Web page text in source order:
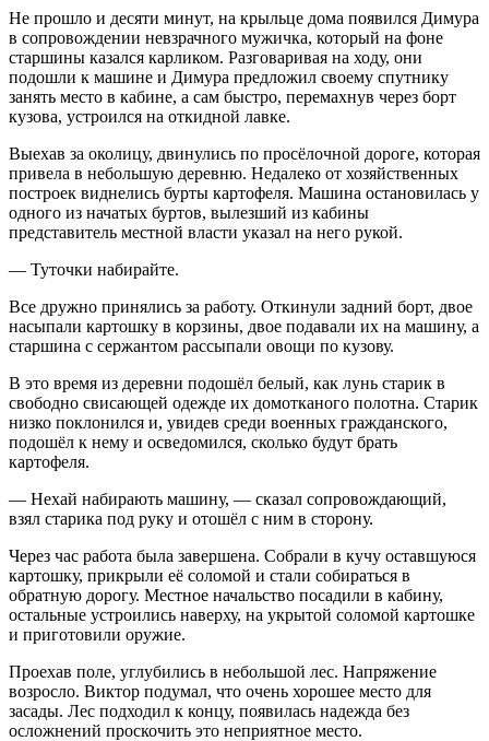
Не прошло и десяти минут, на крыльце дома появился Димура
в сопровождении невзрачного мужичка, который на фоне
старшины казался карликом. Разговаривая на ходу, они
подошли к машине и Димура предложил своему спутнику
занять место в кабине, а сам быстро, перемахнув через борт
кузова, устроился на откидной лавке.
Выехав за околицу, двинулись по просёлочной дороге, которая
привела в небольшую деревню. Недалеко от хозяйственных
построек виднелись бурты картофеля. Машина остановилась у
одного из начатых буртов, вылезший из кабины
представитель местной власти указал на него рукой.
— Туточки набирайте.
Все дружно принялись за работу. Откинули задний борт, двое
насыпали картошку в корзины, двое подавали их на машину, а
старшина с сержантом рассыпали овощи по кузову.
В это время из деревни подошёл белый, как лунь старик в
свободно свисающей одежде их домотканого полотна. Старик
низко поклонился и, увидев среди военных гражданского,
подошёл к нему и осведомился, сколько будут брать
картофеля.
— Нехай набирають машину, — сказал сопровождающий,
взял старика под руку и отошёл с ним в сторону.
Через час работа была завершена. Собрали в кучу оставшуюся
картошку, прикрыли её соломой и стали собираться в
обратную дорогу. Местное начальство посадили в кабину,
остальные устроились наверху, на укрытой соломой картошке
и приготовили оружие.
Проехав поле, углубились в небольшой лес. Напряжение
возросло. Виктор подумал, что очень хорошее место для
засады. Лес подходил к концу, появилась надежда без
осложнений проскочить это неприятное место.